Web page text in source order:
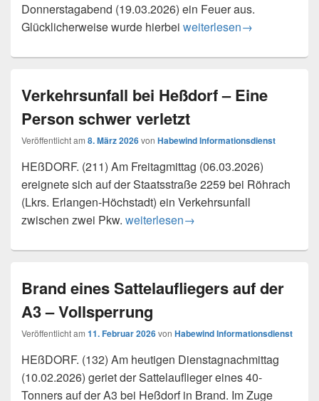
Donnerstagabend (19.03.2026) ein Feuer aus.
Glücklicherweise wurde hierbei Unterkunft nach Brand
weiterlesen→
Verkehrsunfall bei Heßdorf – Eine
Person schwer verletzt
Veröffentlicht am 8. März 2026von Habewind Informationsdienst
HEßDORF. (211) Am Freitagmittag (06.03.2026)
ereignete sich auf der Staatsstraße 2259 bei Röhrach
(Lkrs. Erlangen-Höchstadt) ein Verkehrsunfall
zwischen zwei Pkw. Verkehrsunfall bei Heßdorf – Eine
weiterlesen→
Brand eines Sattelaufliegers auf der
A3 – Vollsperrung
Veröffentlicht am 11. Februar 2026von Habewind Informationsdienst
HEßDORF. (132) Am heutigen Dienstagnachmittag
(10.02.2026) geriet der Sattelauflieger eines 40-
Tonners auf der A3 bei Heßdorf in Brand. Im Zuge